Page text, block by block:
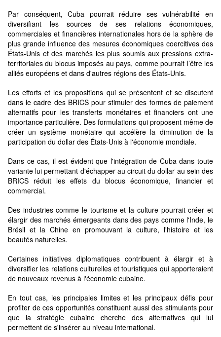
Par conséquent, Cuba pourrait réduire ses vulnérabilité en
diversifiant les sources de ses relations économiques,
commerciales et financières internationales hors de la sphère de
plus grande influence des mesures économiques coercitives des
États-Unis et des marchés les plus soumis aux pressions extra-
territoriales du blocus imposés au pays, comme pourrait l’être les
alliés européens et dans d'autres régions des États-Unis.
Les efforts et les propositions qui se présentent et se discutent
dans le cadre des BRICS pour stimuler des formes de paiement
alternatifs pour les transferts monétaires et financiers ont une
importance particulière. Des formulations qui proposent même de
créer un système monétaire qui accélère la diminution de la
participation du dollar des États-Unis à l'économie mondiale.
Dans ce cas, il est évident que l'intégration de Cuba dans toute
variante lui permettant d'échapper au circuit du dollar au sein des
BRICS réduit les effets du blocus économique, financier et
commercial.
Des industries comme le tourisme et la culture pourrait créer et
élargir des marchés émergeants dans des pays comme l'Inde, le
Brésil et la Chine en promouvant la culture, l'histoire et les
beautés naturelles.
Certaines initiatives diplomatiques contribuent à élargir et à
diversifier les relations culturelles et touristiques qui apporteraient
de nouveaux revenus à l'économie cubaine.
En tout cas, les principales limites et les principaux défis pour
profiter de ces opportunités constituent aussi des stimulants pour
que la stratégie cubaine cherche des alternatives qui lui
permettent de s'insérer au niveau international.